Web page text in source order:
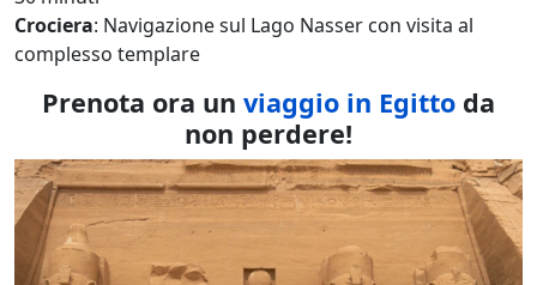
Crociera: Navigazione sul Lago Nasser con visita al
complesso templare
Prenota ora un viaggio in Egitto da
non perdere!